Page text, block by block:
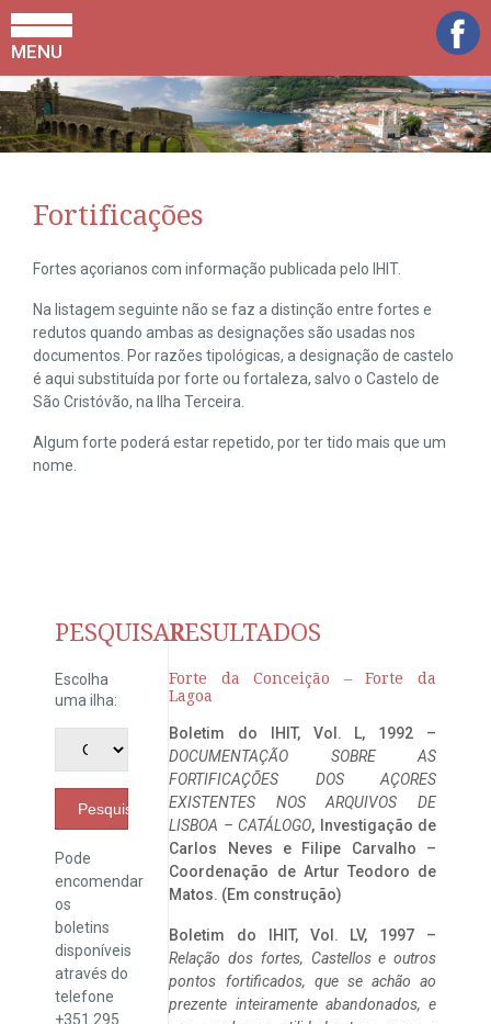
MENU
Fortificações
Fortes açorianos com informação publicada pelo IHIT.
Na listagem seguinte não se faz a distinção entre fortes e
redutos quando ambas as designações são usadas nos
documentos. Por razões tipológicas, a designação de castelo
é aqui substituída por forte ou fortaleza, salvo o Castelo de
São Cristóvão, na Ilha Terceira.
Algum forte poderá estar repetido, por ter tido mais que um
nome.
PESQUISAR
Escolha
uma ilha:
Pesquisar
Pode
encomendar
os
boletins
disponíveis
através do
telefone
+351 295
RESULTADOS
Forte da Conceição – Forte da
Lagoa
Boletim do IHIT, Vol. L, 1992 –
DOCUMENTAÇÃO SOBRE AS
FORTIFICAÇÕES DOS AÇORES
EXISTENTES NOS ARQUIVOS DE
LISBOA – CATÁLOGO, Investigação de
Carlos Neves e Filipe Carvalho –
Coordenação de Artur Teodoro de
Matos. (Em construção)
Boletim do IHIT, Vol. LV, 1997 –
Relação dos fortes, Castellos e outros
pontos fortificados, que se achão ao
prezente inteiramente abandonados, e